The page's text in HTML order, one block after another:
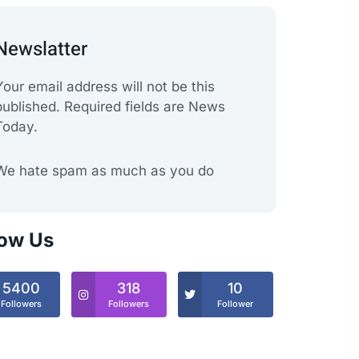
email address will not be this
Required fields are News
hate spam as much as you do
Us
5400
Followers
318
Followers
10
Follower